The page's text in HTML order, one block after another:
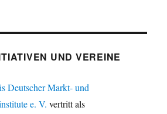
UND VEREINE
Deutscher Markt- und
e. V. vertritt als